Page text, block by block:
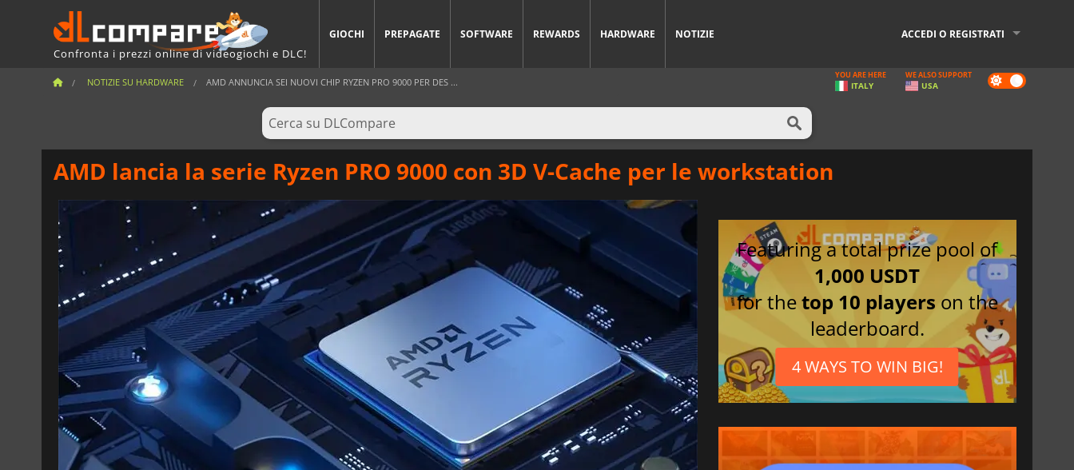
Confronta i prezzi online di videogiochi e DLC!
GIOCHI PREPAGATE SOFTWARE REWARDS HARDWARE NOTIZIE ACCEDI O REGISTRATI
NOTIZIE SU HARDWARE AMD ANNUNCIA SEI NUOVI CHIP RYZEN PRO 9000 PER DES ... Dark
mode
YOU ARE HERE
ITALY
WE ALSO SUPPORT
USA
AMD lancia la serie Ryzen PRO 9000 con 3D V-Cache per le workstation
Featuring a total prize pool of
1,000 USDT
for thetop 10 players on the
leaderboard.
4 WAYS TO WIN BIG!